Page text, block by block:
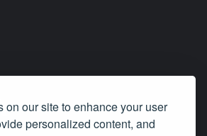
on our site to enhance your user
personalized content, and